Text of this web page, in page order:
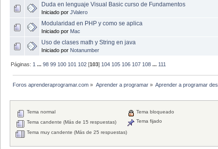
Duda en lenguaje Visual Basic curso de Fundamentos
Iniciado por JValero
Modularidad en PHP y como se aplica
Iniciado por Mac
Uso de clases math y String en java
Iniciado por Notanumber
Páginas: 1 ...98 99 100 101 102 [103] 104 105 106 107 108 ... 111
Foros aprenderaprogramar.com » Aprender a programar» Aprender a programar
Tema normal
Tema candente (Más de 15 respuestas)
Tema muy candente (Más de 25 respuestas)
Tema bloqueado
Tema fijado